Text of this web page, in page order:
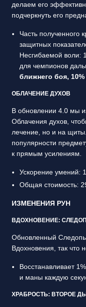
делаем его
подчеркнуть его
Часть полученного
защитных
Несгибаемой воли:
для чемпионов
ближнего боя,
ОБЛАЧЕНИЕ ДУХОВ
В обновлении 4.0 мы
Облачения духов,
лечение, но и на
популярности
к прямым усилениям.
Ускорение умений:
Общая стоимость:
ИЗМЕНЕНИЯ РУН
ВДОХНОВЕНИЕ:
Обновленный
Вдохновения, так что
Восстанавливает
и маны каждую
ХРАБРОСТЬ: ВТОРОЕ